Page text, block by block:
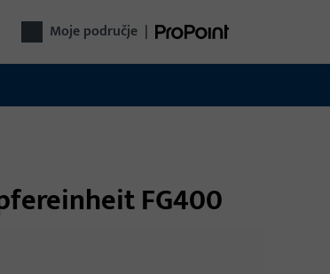
Moje područje |
FG400